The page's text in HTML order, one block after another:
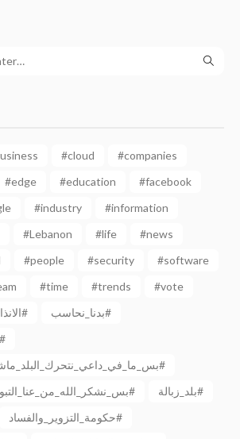
#cloud
#companies
#edge #education
#facebook
#industry
#information
#Lebanon #life
#news
#people #security
#software
#time #trends
#vote
الانذار_الاخير#
بدنا_نحاسب#
بري_حريري_جنبلاط#
بس_ما_في_داعي_نتحرك_البلد_ماشي_وعاجقة_عفسوح#
بس_نشكر_الله_من_عنا_التبولة_والحمص_بطحينة#
بلد_زبالة#
حكومة_التزوير_والفساد#